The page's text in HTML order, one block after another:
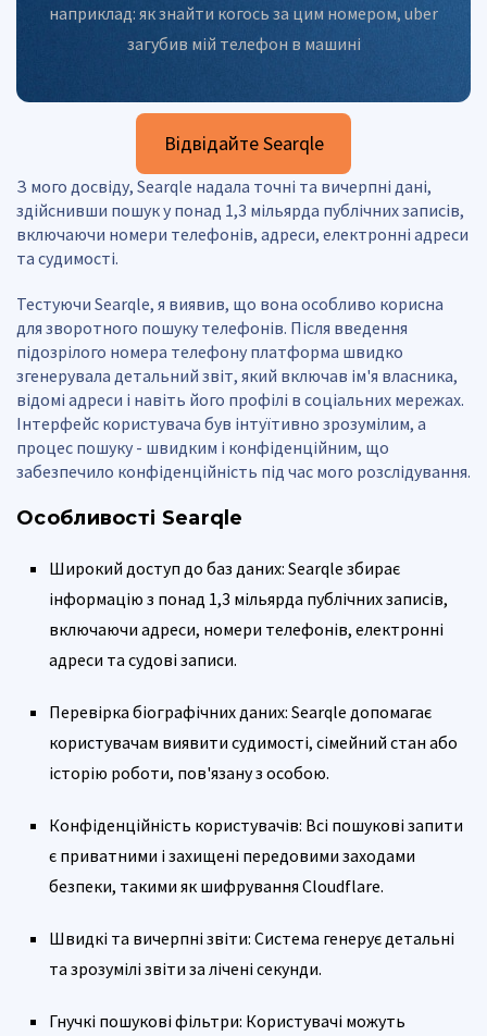
наприклад: як знайти когось за цим номером, uber
загубив мій телефон в машині
Відвідайте Searqle
З мого досвіду, Searqle надала точні та вичерпні дані,
здійснивши пошук у понад 1,3 мільярда публічних записів,
включаючи номери телефонів, адреси, електронні адреси
та судимості.
Тестуючи Searqle, я виявив, що вона особливо корисна
для зворотного пошуку телефонів. Після введення
підозрілого номера телефону платформа швидко
згенерувала детальний звіт, який включав ім'я власника,
відомі адреси і навіть його профілі в соціальних мережах.
Інтерфейс користувача був інтуїтивно зрозумілим, а
процес пошуку - швидким і конфіденційним, що
забезпечило конфіденційність під час мого розслідування.
Особливості Searqle
Широкий доступ до баз даних: Searqle збирає
інформацію з понад 1,3 мільярда публічних записів,
включаючи адреси, номери телефонів, електронні
адреси та судові записи.
Перевірка біографічних даних: Searqle допомагає
користувачам виявити судимості, сімейний стан або
історію роботи, пов'язану з особою.
Конфіденційність користувачів: Всі пошукові запити
є приватними і захищені передовими заходами
безпеки, такими як шифрування Cloudflare.
Швидкі та вичерпні звіти: Система генерує детальні
та зрозумілі звіти за лічені секунди.
Гнучкі пошукові фільтри: Користувачі можуть